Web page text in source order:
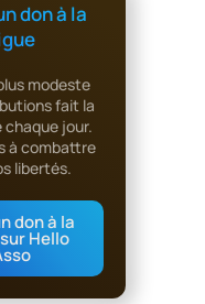
don à la
modeste
fait la
jour.
à combattre
libertés.
don à la
Hello